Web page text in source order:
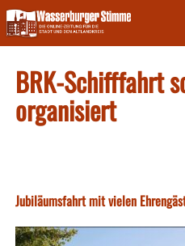
Skip
to
content
BRK-Schifffahrt
organisiert
Jubiläumsfahrt mit vielen